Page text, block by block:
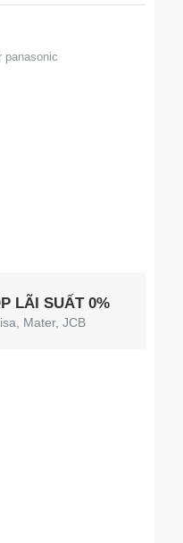
panasonic
LÃI SUẤT 0%
Mater, JCB